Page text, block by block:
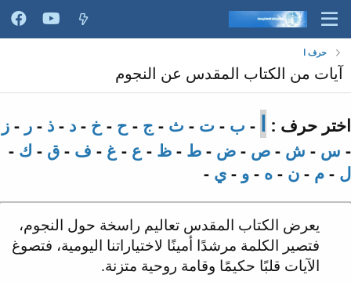
حرف ا
آيات من الكتاب المقدس عن النجوم
اختر حرف : ا - ب - ت - ث - ج - ح - خ - د - ذ - ر - ز
- س - ش - ص - ض - ط - ظ - ع - غ - ف - ق - ك -
ل - م - ن - ه - و - ي -
يعرض الكتاب المقدس تعاليم راسخة حول النجوم،
فتصير الكلمة مرشدًا أمينًا لاختياراتنا اليومية، فتصوغ
الآيات قلبًا حكيمًا وقامة روحية متزنة.